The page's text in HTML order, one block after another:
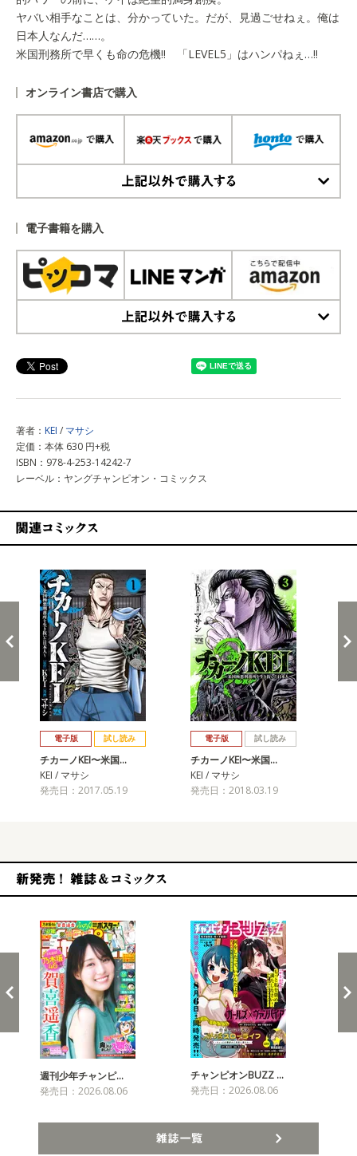
ヤバい相手なことは、分かっていた。だが、見過ごせねぇ。俺は
日本人なんだ……。
米国刑務所で早くも命の危機!! 「LEVEL5」はハンパねぇ…!!
オンライン書店で購入
電子書籍を購入
著者： KEI / マサシ
定価：本体 630 円+税
ISBN：978-4-253-14242-7
レーベル：ヤングチャンピオン・コミックス
電子版 試し読み
チカーノKEI〜米国…
KEI / マサシ
発売日：2017.05.19
電子版 試し読み
チカーノKEI〜米国…
KEI / マサシ
発売日：2018.03.19
週刊少年チャンピ…
発売日：2026.08.06
チャンピオンBUZZ …
発売日：2026.08.06